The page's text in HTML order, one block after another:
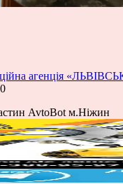
агенція
AvtoBot м.Ніжин